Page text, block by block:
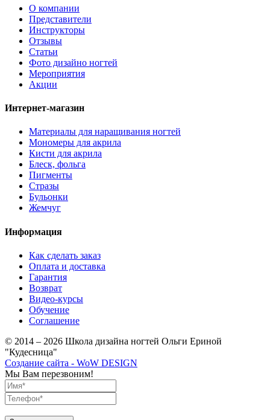
О компании
Представители
Инструкторы
Отзывы
Статьи
Фото дизайно ногтей
Мероприятия
Акции
Интернет-магазин
Материалы для наращивания ногтей
Мономеры для акрила
Кисти для акрила
Блеск, фольга
Пигменты
Стразы
Бульонки
Жемчуг
Информация
Как сделать заказ
Оплата и доставка
Гарантия
Возврат
Видео-курсы
Обучение
Соглашение
© 2014 – 2026 Школа дизайна ногтей Ольги Ериной
"Кудесница"
Создание сайта - WoW DESIGN
Мы Вам перезвоним!